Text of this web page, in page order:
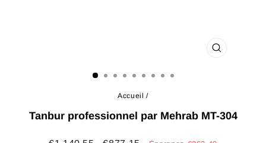
FERMER
Accueil /
Tanbur professionnel par Mehrab MT-304
Prix
Prix